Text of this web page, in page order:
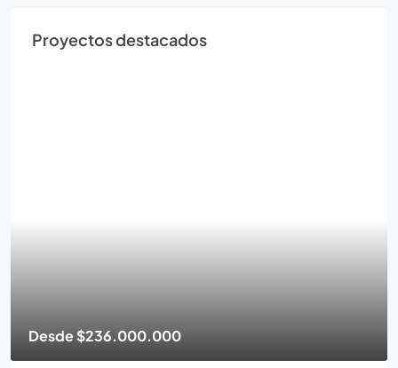
Proyectos destacados
Desde$166.000.000